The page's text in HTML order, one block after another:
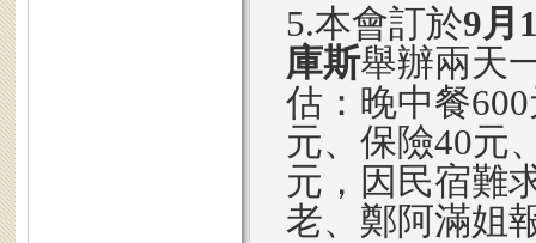
5.本會訂於9月
庫斯舉辦兩天
估：晚中餐
元、保險40元
元，因民宿難
老、鄭阿滿姐